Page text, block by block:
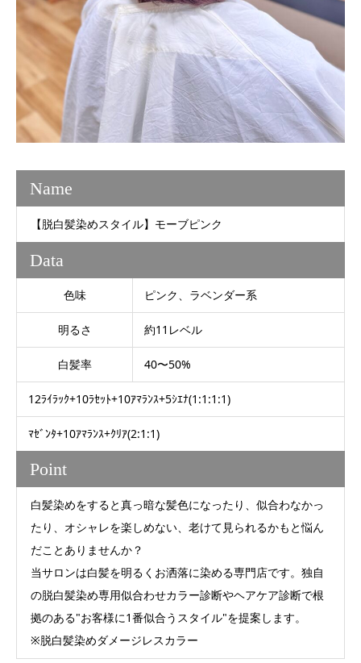
Name
【脱白髪染めスタイル】モーブピンク
Data
色味 ピンク、ラベンダー系
明るさ 約11レベル
白髪率 40〜50%
12ﾗｲﾗｯｸ+10ﾗｾｯﾄ+10ｱﾏﾗﾝｽ+5ｼｴﾅ(1:1:1:1)
ﾏｾﾞﾝﾀ+10ｱﾏﾗﾝｽ+ｸﾘｱ(2:1:1)
Point
白髪染めをすると真っ暗な髪色になったり、似合わなかっ
たり、オシャレを楽しめない、老けて見られるかもと悩ん
だことありませんか？
当サロンは白髪を明るくお洒落に染める専門店です。独自
の脱白髪染め専用似合わせカラー診断やヘアケア診断で根
拠のある"お客様に1番似合うスタイル"を提案します。
※脱白髪染めダメージレスカラー